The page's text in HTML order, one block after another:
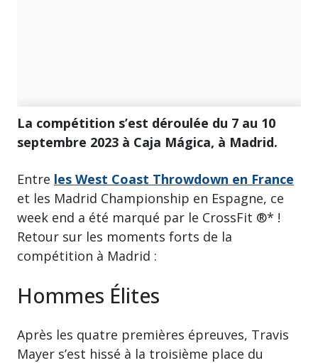
La compétition s’est déroulée du 7 au 10
septembre 2023 à Caja Mágica, à Madrid.
Entre les West Coast Throwdown en France
et les Madrid Championship en Espagne, ce
week end a été marqué par le CrossFit ®* !
Retour sur les moments forts de la
compétition à Madrid :
Hommes Élites
Après les quatre premières épreuves, Travis
Mayer s’est hissé à la troisième place du